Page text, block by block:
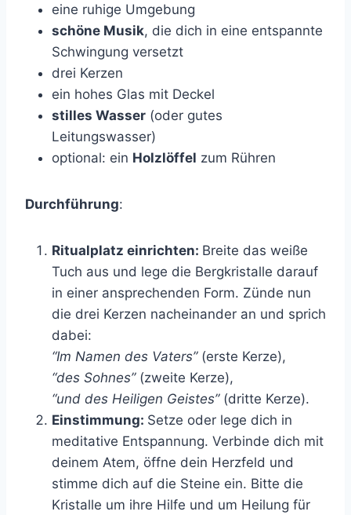
eine ruhige Umgebung
schöne Musik, die dich in eine entspannte
Schwingung versetzt
drei Kerzen
ein hohes Glas mit Deckel
stilles Wasser (oder gutes
Leitungswasser)
optional: ein Holzlöffel zum Rühren
Durchführung:
Ritualplatz einrichten: Breite das weiße
Tuch aus und lege die Bergkristalle darauf
in einer ansprechenden Form. Zünde nun
die drei Kerzen nacheinander an und sprich
dabei:
“Im Namen des Vaters”(erste Kerze),
“des Sohnes”(zweite Kerze),
“und des Heiligen Geistes”(dritte Kerze).
Einstimmung: Setze oder lege dich in
meditative Entspannung. Verbinde dich mit
deinem Atem, öffne dein Herzfeld und
stimme dich auf die Steine ein. Bitte die
Kristalle um ihre Hilfe und um Heilung für